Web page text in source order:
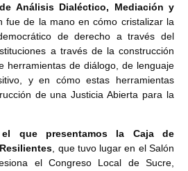
Análisis Dialéctico, Mediación y
fue de la mano en cómo cristalizar la
de derecho a través del
a través de la construcción
herramientas de diálogo, de lenguaje
y en cómo estas herramientas
de una Justicia Abierta para la
que presentamos la Caja de
, que tuvo lugar en el Salón
el Congreso Local de Sucre,